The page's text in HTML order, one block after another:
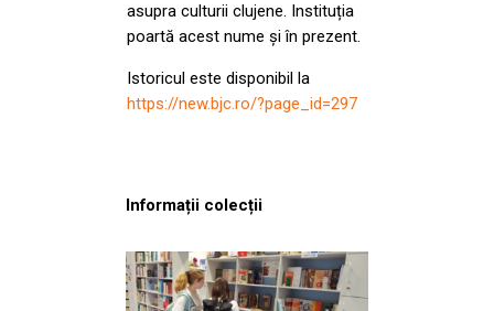
asupra culturii clujene. Instituția
poartă acest nume și în prezent.
Istoricul este disponibil la
https://new.bjc.ro/?page_id=297
Informații colecții